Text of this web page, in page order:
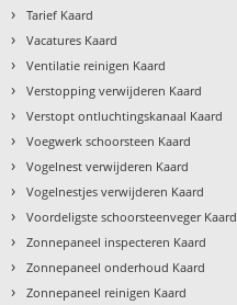
› Tarief Kaard
› Vacatures Kaard
› Ventilatie reinigen Kaard
› Verstopping verwijderen Kaard
› Verstopt ontluchtingskanaal Kaard
› Voegwerk schoorsteen Kaard
› Vogelnest verwijderen Kaard
› Vogelnestjes verwijderen Kaard
› Voordeligste schoorsteenveger Kaard
› Zonnepaneel inspecteren Kaard
› Zonnepaneel onderhoud Kaard
› Zonnepaneel reinigen Kaard